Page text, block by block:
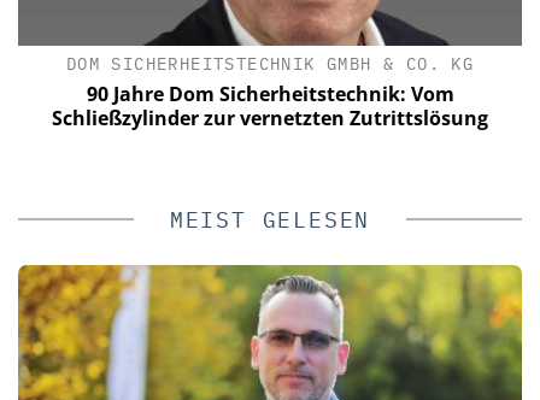
DOM SICHERHEITSTECHNIK GMBH & CO. KG
90 Jahre Dom Sicherheitstechnik: Vom
Schließzylinder zur vernetzten Zutrittslösung
MEIST GELESEN